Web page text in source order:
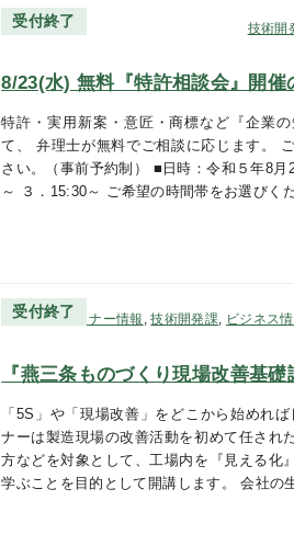
技術開
受付終了
8/23(水) 無料『特許相談会』開催
特許・実用新案・意匠・商標など『企業
て、 弁理士が無料でご相談に応じます。
さい。（事前予約制） ■日時：令和５年8
～ ３．15:30～ ご希望の時間帯をお選びく
研修・セミナー情報 ,技術開発課 ビジネス
受付終了
『燕三条ものづくり現場改善基
「5S」や「現場改善」をどこから始めれ
ナーは製造現場の改善活動を初めて任され
方などを対象として、工場内を『見える化
学ぶことを目的として開講します。 会社の